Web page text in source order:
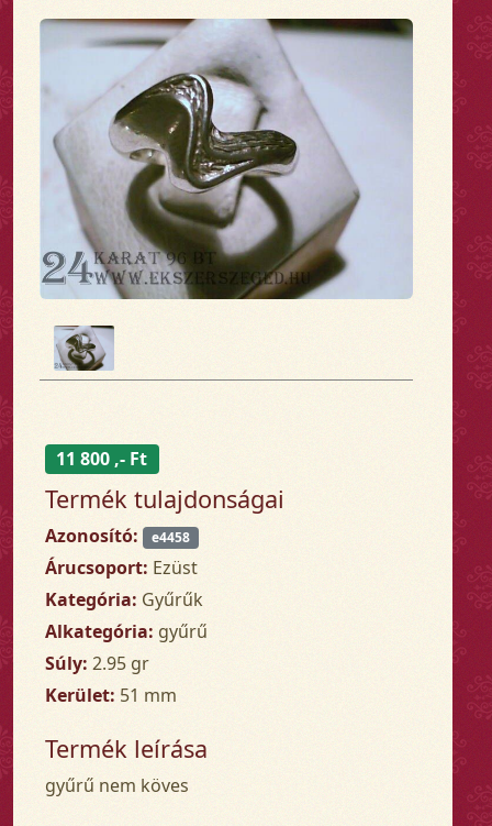
11 800 ,- Ft
Termék tulajdonságai
Azonosító: e4458
Árucsoport: Ezüst
Kategória: Gyűrűk
Alkategória: gyűrű
Súly: 2.95 gr
Kerület: 51 mm
Termék leírása
gyűrű nem köves